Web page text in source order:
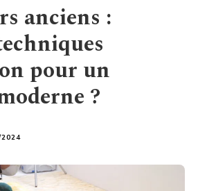
anciens :
pour un
?